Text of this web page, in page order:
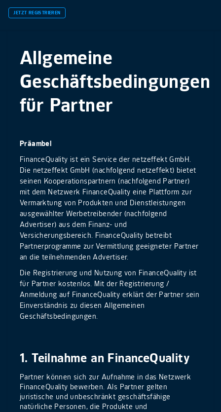
JETZT REGISTRIEREN
Allgemeine
Geschäftsbedingungen
für Partner
Präambel
FinanceQuality ist ein Service der netzeffekt GmbH.
Die netzeffekt GmbH (nachfolgend netzeffekt) bietet
seinen Kooperationspartnern (nachfolgend Partner)
mit dem Netzwerk FinanceQuality eine Plattform zur
Vermarktung von Produkten und Dienstleistungen
ausgewählter Werbetreibender (nachfolgend
Advertiser) aus dem Finanz- und
Versicherungsbereich. FinanceQuality betreibt
Partnerprogramme zur Vermittlung geeigneter Partner
an die teilnehmenden Advertiser.
Die Registrierung und Nutzung von FinanceQuality ist
für Partner kostenlos. Mit der Registrierung /
Anmeldung auf FinanceQuality erklärt der Partner sein
Einverständnis zu diesen Allgemeinen
Geschäftsbedingungen.
1. Teilnahme an FinanceQuality
Partner können sich zur Aufnahme in das Netzwerk
FinanceQuality bewerben. Als Partner gelten
juristische und unbeschränkt geschäftsfähige
natürliche Personen, die Produkte und